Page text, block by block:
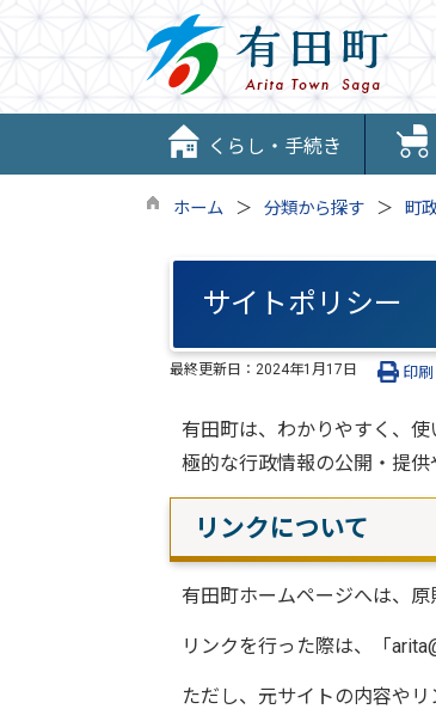
くらし・手続き
ホーム 分類から探す 町
サイトポリシー
最終更新日： 2024年1月17日 印刷
有田町は、わかりやすく、
極的な行政情報の公開・提供
リンクについて
有田町ホームページへは、原
リンクを行った際は、「
ただし、元サイトの内容や